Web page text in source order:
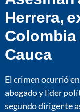
Herrera,
Colombia
Cauca
El crimen ocurrió
abogado y líder
segundo dirigente